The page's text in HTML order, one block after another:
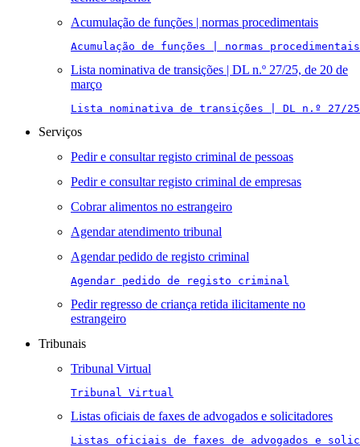
Acumulação de funções | normas procedimentais
Acumulação de funções | normas procedimentais
Lista nominativa de transições | DL n.º 27/25, de 20 de
março
Lista nominativa de transições | DL n.º 27/
Serviços
Pedir e consultar registo criminal de pessoas
Pedir e consultar registo criminal de empresas
Cobrar alimentos no estrangeiro
Agendar atendimento tribunal
Agendar pedido de registo criminal
Agendar pedido de registo criminal
Pedir regresso de criança retida ilicitamente no
estrangeiro
Tribunais
Tribunal Virtual
Tribunal Virtual
Listas oficiais de faxes de advogados e solicitadores
Listas oficiais de faxes de advogados e